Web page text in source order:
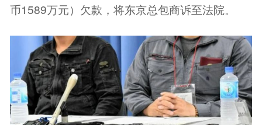
币1589万元）欠款，将东京总包商诉至法院。